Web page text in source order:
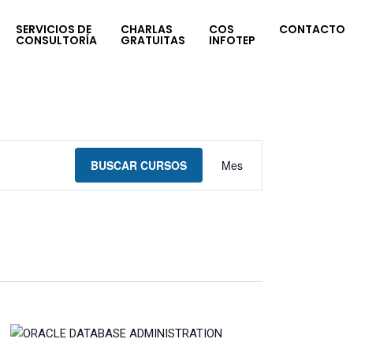
SERVICIOS DE
CONSULTORÍA
CHARLAS
GRATUITAS
COS
INFOTEP
CONTACTO
BUSCAR CURSOS Mes